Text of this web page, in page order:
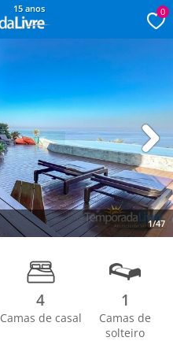
15 anos 0
1/47
Next
4
Camas de casal
1
Camas de
solteiro